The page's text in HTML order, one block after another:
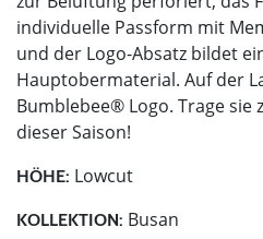
individuelle Passform mit
und der Logo-Absatz bildet
Hauptobermaterial. Auf der
Bumblebee® Logo. Trage sie
dieser Saison!
HÖHE: Lowcut
KOLLEKTION: Busan